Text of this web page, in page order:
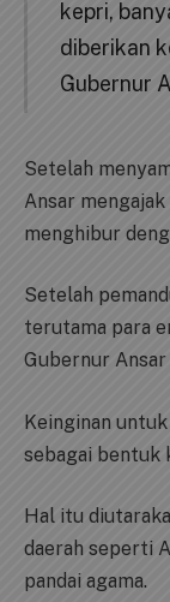
kepri,
diberikan
Gubernur
Setelah
Ansar
menghibur
Setelah
terutama para
Gubernur
Keinginan
sebagai bentuk
Hal itu
daerah seperti
pandai agama.